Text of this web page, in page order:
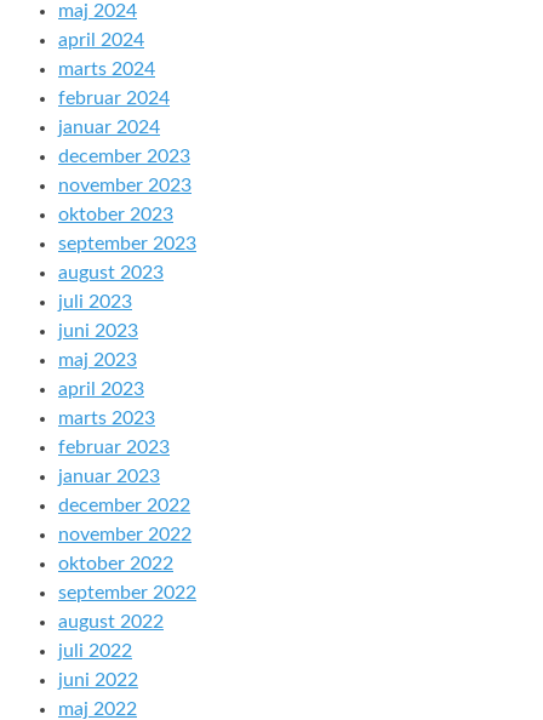
maj 2024
april 2024
marts 2024
februar 2024
januar 2024
december 2023
november 2023
oktober 2023
september 2023
august 2023
juli 2023
juni 2023
maj 2023
april 2023
marts 2023
februar 2023
januar 2023
december 2022
november 2022
oktober 2022
september 2022
august 2022
juli 2022
juni 2022
maj 2022